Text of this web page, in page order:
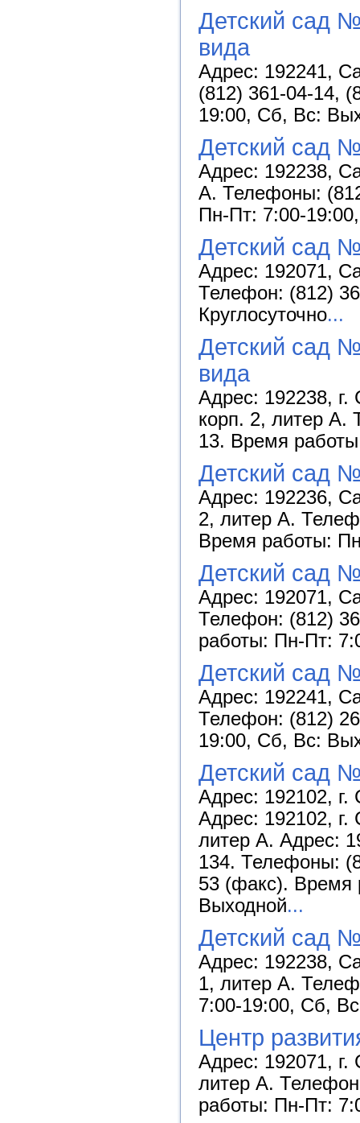
Детский сад
вида
Адрес: 192241,
(812) 361-04-14,
19:00, Сб, Вс:
Детский сад
Адрес: 192238,
А. Телефоны:
Пн-Пт: 7:00-
Детский сад
Адрес: 192071,
Телефон: (812)
Круглосуточно...
Детский сад
вида
Адрес: 192238, г.
корп. 2, литер А.
13. Время
Детский сад
Адрес: 192236,
2, литер А.
Время работы:
Детский сад
Адрес: 192071,
Телефон: (812)
работы: Пн-Пт:
Детский сад
Адрес: 192241,
Телефон: (812)
19:00, Сб, Вс:
Детский сад
Адрес: 192102, г.
Адрес: 192102, г.
литер А. Адрес:
134. Телефоны:
53 (факс). Время
Выходной...
Детский сад
Адрес: 192238,
1, литер А.
7:00-19:00, Сб,
Центр
Адрес: 192071, г.
литер А.
работы: Пн-Пт: